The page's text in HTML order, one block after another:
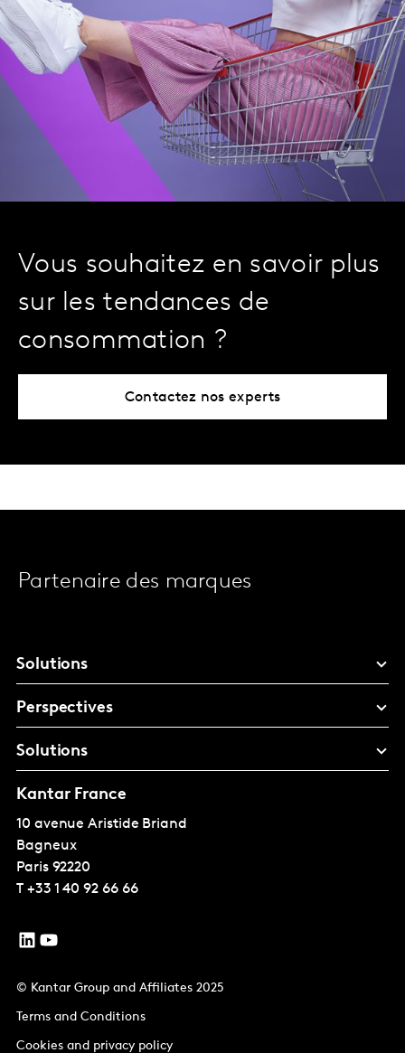
Vous souhaitez en savoir plus
sur les tendances de
consommation ?
Contactez nos experts
Partenaire des marques
Solutions
Perspectives
Solutions
Kantar France
10 avenue Aristide Briand
Bagneux
Paris 92220
T +33 1 40 92 66 66
© Kantar Group and Affiliates 2025
Terms and Conditions
Cookies and privacy policy